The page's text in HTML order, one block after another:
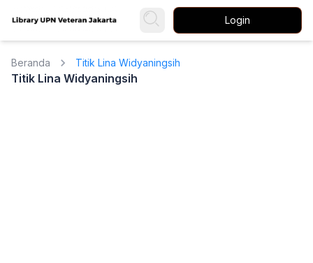
Login
Beranda Titik Lina Widyaningsih
Titik Lina Widyaningsih